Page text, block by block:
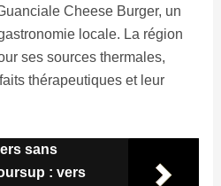
Cheese Burger, un
locale. La région
ses sources thermales,
thérapeutiques et leur
sans
: vers